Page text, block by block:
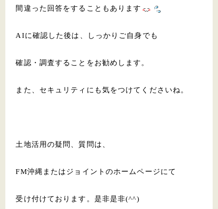
間違った回答をすることもあります
AIに確認した後は、しっかりご自身でも
確認・調査することをお勧めします。
また、セキュリティにも気をつけてくださいね。
土地活用の疑問、質問は、
FM沖縄またはジョイントのホームページにて
受け付けております。是非是非(^^)